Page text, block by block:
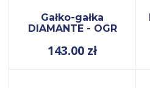
Gałko-gałka
DIAMANTE - OGR
143.00 zł